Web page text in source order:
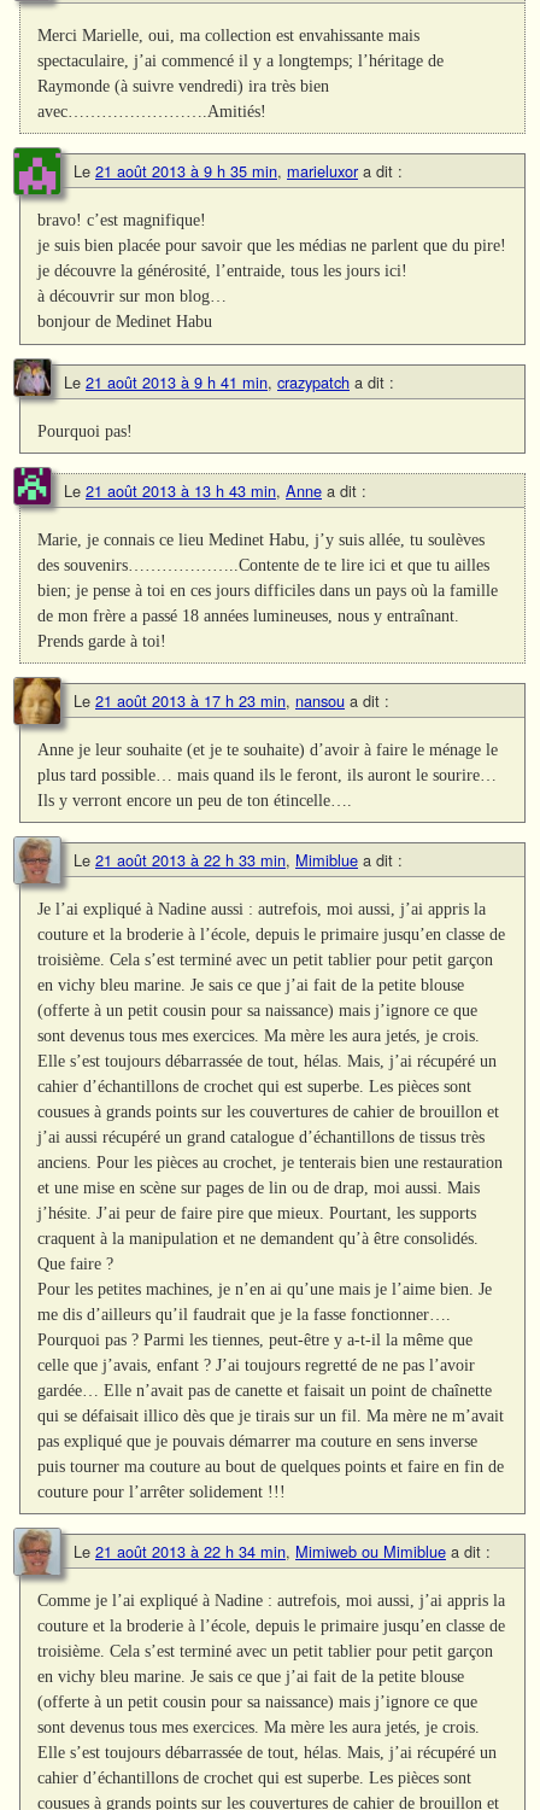
Merci Marielle, oui, ma collection est envahissante mais
spectaculaire, j’ai commencé il y a longtemps; l’héritage de
Raymonde (à suivre vendredi) ira très bien
avec…………………….Amitiés!
Le 21 août 2013 à 9 h 35 min, marieluxor a dit :
bravo! c’est magnifique!
je suis bien placée pour savoir que les médias ne parlent que du pire!
je découvre la générosité, l’entraide, tous les jours ici!
à découvrir sur mon blog…
bonjour de Medinet Habu
Le 21 août 2013 à 9 h 41 min, crazypatch a dit :
Pourquoi pas!
Le 21 août 2013 à 13 h 43 min, Anne a dit :
Marie, je connais ce lieu Medinet Habu, j’y suis allée, tu soulèves
des souvenirs………………..Contente de te lire ici et que tu ailles
bien; je pense à toi en ces jours difficiles dans un pays où la famille
de mon frère a passé 18 années lumineuses, nous y entraînant.
Prends garde à toi!
Le 21 août 2013 à 17 h 23 min, nansou a dit :
Anne je leur souhaite (et je te souhaite) d’avoir à faire le ménage le
plus tard possible… mais quand ils le feront, ils auront le sourire…
Ils y verront encore un peu de ton étincelle….
Le 21 août 2013 à 22 h 33 min, Mimiblue a dit :
Je l’ai expliqué à Nadine aussi : autrefois, moi aussi, j’ai appris la
couture et la broderie à l’école, depuis le primaire jusqu’en classe de
troisième. Cela s’est terminé avec un petit tablier pour petit garçon
en vichy bleu marine. Je sais ce que j’ai fait de la petite blouse
(offerte à un petit cousin pour sa naissance) mais j’ignore ce que
sont devenus tous mes exercices. Ma mère les aura jetés, je crois.
Elle s’est toujours débarrassée de tout, hélas. Mais, j’ai récupéré un
cahier d’échantillons de crochet qui est superbe. Les pièces sont
cousues à grands points sur les couvertures de cahier de brouillon et
j’ai aussi récupéré un grand catalogue d’échantillons de tissus très
anciens. Pour les pièces au crochet, je tenterais bien une restauration
et une mise en scène sur pages de lin ou de drap, moi aussi. Mais
j’hésite. J’ai peur de faire pire que mieux. Pourtant, les supports
craquent à la manipulation et ne demandent qu’à être consolidés.
Que faire ?
Pour les petites machines, je n’en ai qu’une mais je l’aime bien. Je
me dis d’ailleurs qu’il faudrait que je la fasse fonctionner….
Pourquoi pas ? Parmi les tiennes, peut-être y a-t-il la même que
celle que j’avais, enfant ? J’ai toujours regretté de ne pas l’avoir
gardée… Elle n’avait pas de canette et faisait un point de chaînette
qui se défaisait illico dès que je tirais sur un fil. Ma mère ne m’avait
pas expliqué que je pouvais démarrer ma couture en sens inverse
puis tourner ma couture au bout de quelques points et faire en fin de
couture pour l’arrêter solidement !!!
Le 21 août 2013 à 22 h 34 min, Mimiweb ou Mimiblue a dit :
Comme je l’ai expliqué à Nadine : autrefois, moi aussi, j’ai appris la
couture et la broderie à l’école, depuis le primaire jusqu’en classe de
troisième. Cela s’est terminé avec un petit tablier pour petit garçon
en vichy bleu marine. Je sais ce que j’ai fait de la petite blouse
(offerte à un petit cousin pour sa naissance) mais j’ignore ce que
sont devenus tous mes exercices. Ma mère les aura jetés, je crois.
Elle s’est toujours débarrassée de tout, hélas. Mais, j’ai récupéré un
cahier d’échantillons de crochet qui est superbe. Les pièces sont
cousues à grands points sur les couvertures de cahier de brouillon et